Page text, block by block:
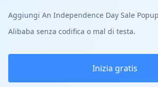
Aggiungi An Independence Day Sale
Alibaba senza codifica o mal di testa.
Inizia gratis